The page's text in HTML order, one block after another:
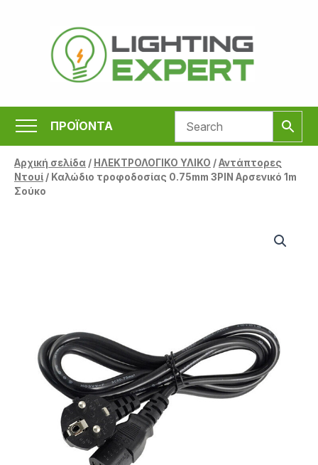
περιεχόμενο
ΠΡΟΪΟΝΤΑ
Αρχική σελίδα/ ΗΛΕΚΤΡΟΛΟΓΙΚΟ ΥΛΙΚΟ /Αντάπτορες
Ντουί/ Καλώδιο τροφοδοσίας 0.75mm 3PIN Αρσενικό 1m
Σούκο